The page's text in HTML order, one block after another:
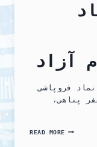
آزاد
فروپاشی
پناهی،
READ MOREجعفر